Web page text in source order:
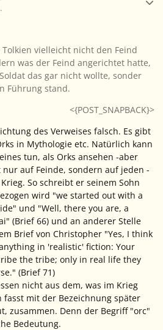
vielleicht nicht den Feind
was der Feind angerichtet hatte,
das gar nicht wollte, sonder
Führung stand.
<{POST_SNAPBACK}>
des Verweises falsch. Es gibt
in Mythologie etc. Natürlich kann
tun, als Orks ansehen -aber
auf Feinde, sondern auf jeden -
So schreibt er seinem Sohn
wird "we started out with a
und "Well, there you are, a
(Brief 66) und an anderer Stelle
Brief von Christopher "Yes, I think
in 'realistic' fiction: Your
the tribe; only in real life they
(Brief 71)
nicht aus dem, was im Krieg
fasst mit der Bezeichnung später
zusammen. Denn der Begriff "orc"
Bedeutung.